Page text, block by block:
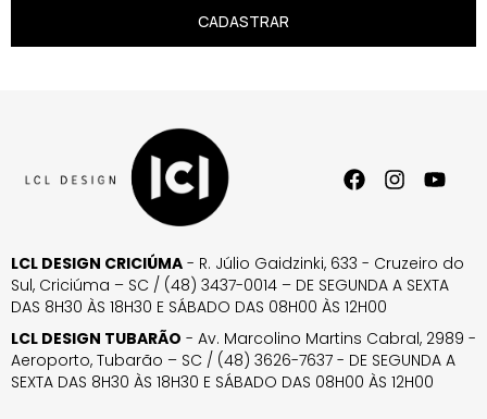
CADASTRAR
LCL DESIGN CRICIÚMA - R. Júlio Gaidzinki, 633 - Cruzeiro do
Sul, Criciúma – SC / (48) 3437-0014 – DE SEGUNDA A SEXTA
DAS 8H30 ÀS 18H30 E SÁBADO DAS 08H00 ÀS 12H00
LCL DESIGN TUBARÃO - Av. Marcolino Martins Cabral, 2989 -
Aeroporto, Tubarão – SC / (48) 3626-7637 - DE SEGUNDA A
SEXTA DAS 8H30 ÀS 18H30 E SÁBADO DAS 08H00 ÀS 12H00